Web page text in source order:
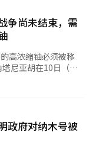
们终将获得他们的
我成立了太空军，
力，他警告道：“如
和徽章号码，只要有
60分钟》采访时表
未结束，因为仍有核
或美国特种部队的具
特朗普总统告诉我，
果有协议，进入并取
是上个月在伦敦举行
作会议的延续，韩国
划。” 此次讨
行的。上周末，法国
英国则宣布将派遣
表示，HMS德拉根的
迪警告称，英国和法
地区，将面临坚决和
和国才能确保该海峡
争尚未结束，需
高浓缩铀必须被移
采访时表示：“我认
和生产的弹道导
分，但这些仍然存
政府对纳木号被